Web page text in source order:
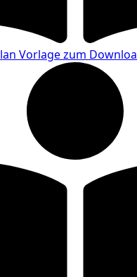
Vorlage zum